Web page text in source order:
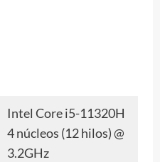
Intel Core i5-11320H
4 núcleos (12 hilos) @
3.2GHz